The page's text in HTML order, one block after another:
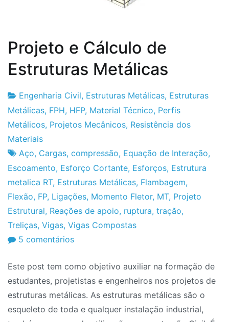
Projeto e Cálculo de
Estruturas Metálicas
Fabrica
do
Projeto
2
de
Fevereiro
de
2010
Engenharia Civil, Estruturas Metálicas, Estruturas
Metálicas, FPH, HFP, Material Técnico, Perfis
Metálicos, Projetos Mecânicos, Resistência dos
Materiais
Aço, Cargas, compressão, Equação de Interação,
Escoamento, Esforço Cortante, Esforços, Estrutura
metalica RT, Estruturas Metálicas, Flambagem,
Flexão, FP, Ligações, Momento Fletor, MT, Projeto
Estrutural, Reações de apoio, ruptura, tração,
Treliças, Vigas, Vigas Compostas
5 comentáriosem
e
Cálculo
de
Estruturas
Este post tem como objetivo auxiliar na formação de
estudantes, projetistas e engenheiros nos projetos de
estruturas metálicas. As estruturas metálicas são o
esqueleto de toda e qualquer instalação industrial,